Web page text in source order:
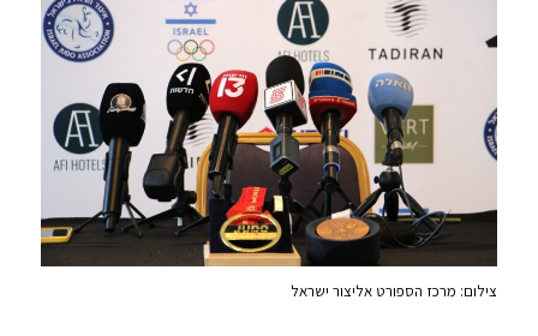
צילום: מרכז הספורט אליצור ישראל